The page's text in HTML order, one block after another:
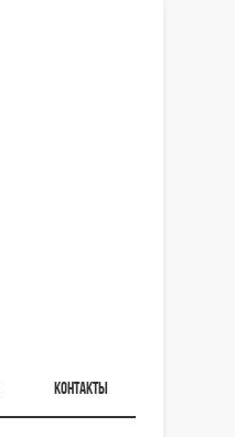
КОНТАКТЫ